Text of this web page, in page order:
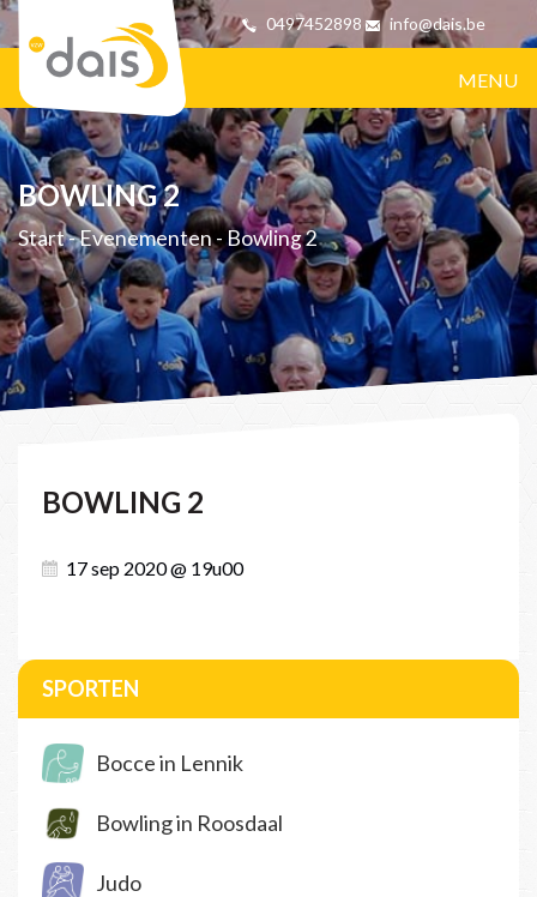
0497452898 info@dais.be
MENU
BOWLING 2
Start-Evenementen-Bowling 2
BOWLING 2
17 sep 2020 @ 19u00
SPORTEN
Bocce in Lennik
Bowling in Roosdaal
Judo